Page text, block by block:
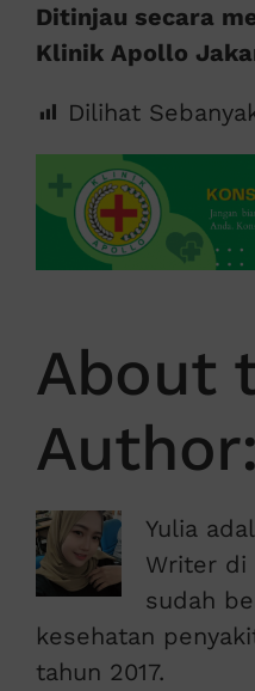
Ditinjau secara
Klinik Apollo
Dilihat
About
Author:
Yulia
Writer di
sudah
kesehatan
tahun 2017.